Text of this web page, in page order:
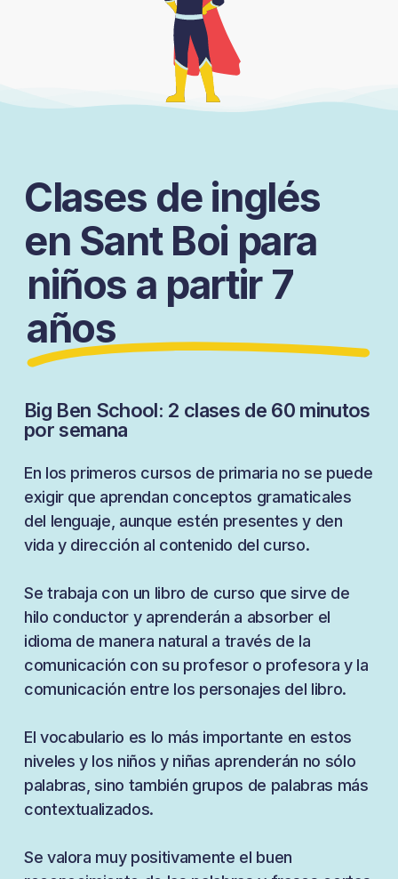
Clases de inglés
en Sant Boi para
niños a partir 7
años
Big Ben School: 2 clases de 60 minutos
por semana
En los primeros cursos de primaria no se puede
exigir que aprendan conceptos gramaticales
del lenguaje, aunque estén presentes y den
vida y dirección al contenido del curso.
Se trabaja con un libro de curso que sirve de
hilo conductor y aprenderán a absorber el
idioma de manera natural a través de la
comunicación con su profesor o profesora y la
comunicación entre los personajes del libro.
El vocabulario es lo más importante en estos
niveles y los niños y niñas aprenderán no sólo
palabras, sino también grupos de palabras más
contextualizados.
Se valora muy positivamente el buen